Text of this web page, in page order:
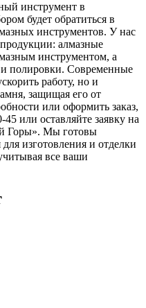
инструмент в
будет обратиться в
инструментов. У нас
алмазные
инструментом, а
и полировки. Современные
работу, но и
защищая его от
или оформить заказ,
или оставляйте заявку на
Горы». Мы готовы
изготовления и отделки
все ваши